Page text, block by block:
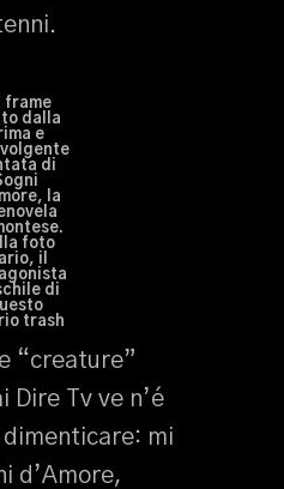
frame
dalla
e
di
la
foto
il
di
trash
“creature”
Dire Tv ve n’é
mi
d’Amore,